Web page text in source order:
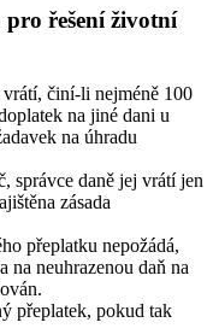
řešení životní
vrátí, činí-li nejméně 100
na jiné dani u
na úhradu
správce daně jej vrátí jen
zásada
přeplatku nepožádá,
na neuhrazenou daň na
přeplatek, pokud tak